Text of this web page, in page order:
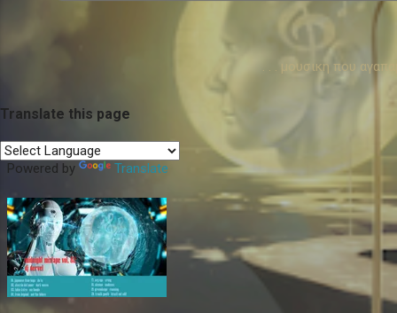
. . . μουσικη που
Translate this page
Powered by Translate